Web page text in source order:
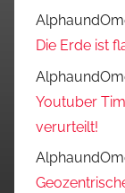
Die Erde ist
Youtuber
verurteilt!